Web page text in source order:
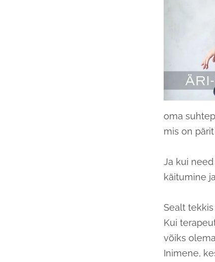
oma
mis on
Ja kui
käitumine
Sealt
Kui
võiks
Inimene,